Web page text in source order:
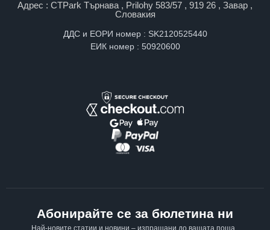
Адрес : CTPark Търнава , Prilohy 583/57 , 919 26 , Завар ,
Словакия
ДДС и ЕОРИ номер : SK2120525440
ЕИК номер : 50920600
Абонирайте се за бюлетина ни
Най-новите статии и новини – изпращани до вашата поща ,